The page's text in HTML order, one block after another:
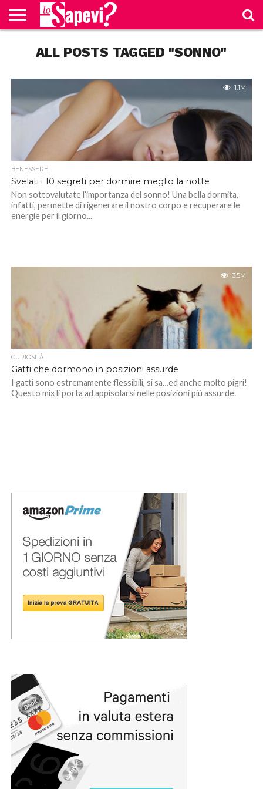
BENESSERE
GOSSIP
PRODOTTI
AMAZON
NEWS
CASA E
CUCINA
ALL POSTS TAGGED "SONNO"
1.1M
BENESSERE
Svelati i 10 segreti per dormire meglio la notte
Non sottovalutate l’importanza del sonno! Una bella dormita,
infatti, permette di rigenerare il nostro corpo e recuperare le
energie per il giorno...
3.5M
CURIOSITÀ
Gatti che dormono in posizioni assurde
I gatti sono estremamente flessibili, si sa…ed anche molto pigri!
Questo mix li porta ad appisolarsi nelle posizioni più assurde.